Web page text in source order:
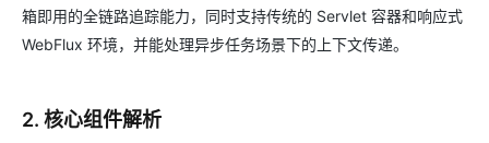
箱即用的全链路追踪能力，同时支持传统的 Servlet 容器和响应式
WebFlux 环境，并能处理异步任务场景下的上下文传递。
2. 核心组件解析